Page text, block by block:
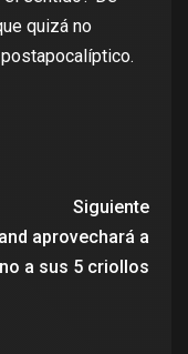
quizá no
Siguiente
aprovechará a
a sus 5 criollos